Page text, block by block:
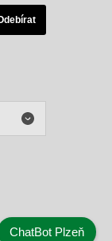
ChatBot Plzeň